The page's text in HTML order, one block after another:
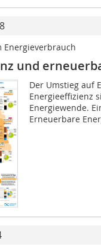
Energieverbrauch
und
Der Umstieg auf
Energieeffizienz
Energiewende.
Erneuerbare